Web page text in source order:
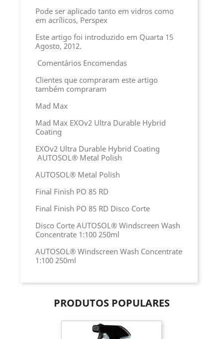
Pode ser aplicado tanto em vidros como
em acrílicos, Perspex
Este artigo foi introduzido em Quarta 15
Agosto, 2012.
Comentários Encomendas
Clientes que compraram este artigo
também compraram
Mad Max
Mad Max EXOv2 Ultra Durable Hybrid
Coating
EXOv2 Ultra Durable Hybrid Coating
AUTOSOL® Metal Polish
AUTOSOL® Metal Polish
Final Finish PO 85 RD
Final Finish PO 85 RD Disco Corte
Disco Corte AUTOSOL® Windscreen Wash
Concentrate 1:100 250ml
AUTOSOL® Windscreen Wash Concentrate
1:100 250ml
PRODUTOS POPULARES